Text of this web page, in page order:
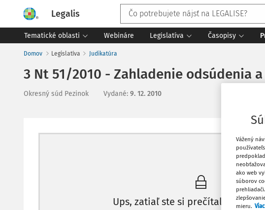
Legalis
Tematické oblasti Webináre Legislatíva Časopisy
Domov Legislatíva Judikatúra
3 Nt 51/2010 - Zahladenie odsúdenia
Okresný súd Pezinok Vydané: 9. 12. 2010
Máte
Ups, zatiaľ ste si prečítali len
Vážený
ako web
súborov
mieru.